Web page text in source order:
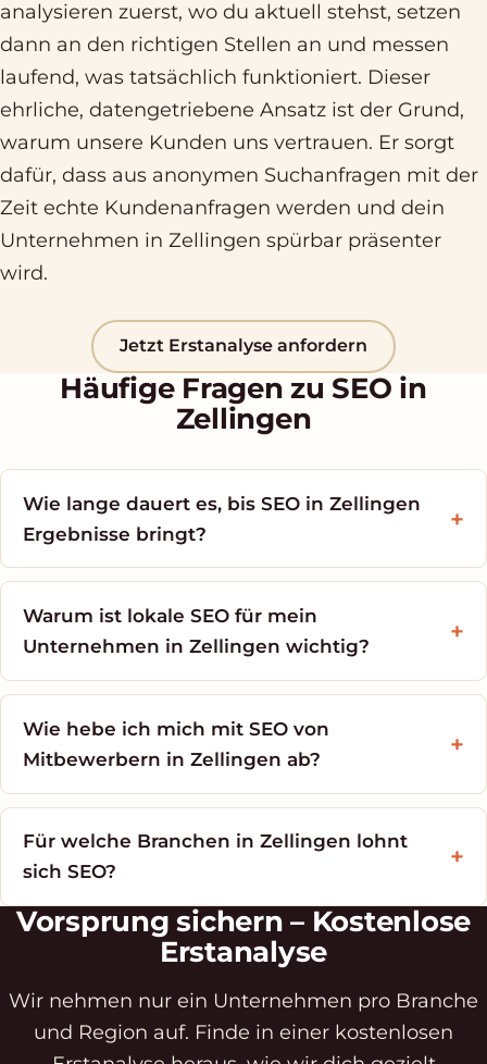
analysieren zuerst, wo du aktuell stehst, setzen
dann an den richtigen Stellen an und messen
laufend, was tatsächlich funktioniert. Dieser
ehrliche, datengetriebene Ansatz ist der Grund,
warum unsere Kunden uns vertrauen. Er sorgt
dafür, dass aus anonymen Suchanfragen mit der
Zeit echte Kundenanfragen werden und dein
Unternehmen in Zellingen spürbar präsenter
wird.
Jetzt Erstanalyse anfordern
Häufige Fragen zu SEO in
Zellingen
Wie lange dauert es, bis SEO in Zellingen
Ergebnisse bringt?
Warum ist lokale SEO für mein
Unternehmen in Zellingen wichtig?
Wie hebe ich mich mit SEO von
Mitbewerbern in Zellingen ab?
Für welche Branchen in Zellingen lohnt
sich SEO?
Vorsprung sichern – Kostenlose
Erstanalyse
Wir nehmen nur ein Unternehmen pro Branche
und Region auf. Finde in einer kostenlosen